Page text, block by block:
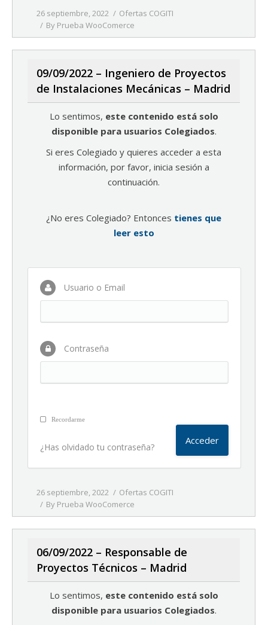
26 septiembre, 2022
Ofertas COGITI
By Prueba WooComerce
09/09/2022 – Ingeniero de Proyectos
de Instalaciones Mecánicas – Madrid
Lo sentimos, este contenido está solo
disponible para usuarios Colegiados.
Si eres Colegiado y quieres acceder a esta
información, por favor, inicia sesión a
continuación.
¿No eres Colegiado? Entonces tienes que
leer esto
Usuario o Email
Contraseña
Recordarme
¿Has olvidado tu contraseña?
26 septiembre, 2022
Ofertas COGITI
By Prueba WooComerce
06/09/2022 – Responsable de
Proyectos Técnicos – Madrid
Lo sentimos, este contenido está solo
disponible para usuarios Colegiados.